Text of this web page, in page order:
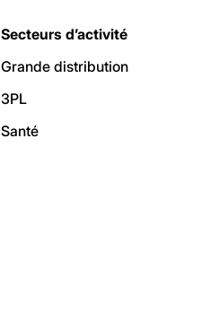
Secteurs d’activité
Grande distribution
3PL
Santé